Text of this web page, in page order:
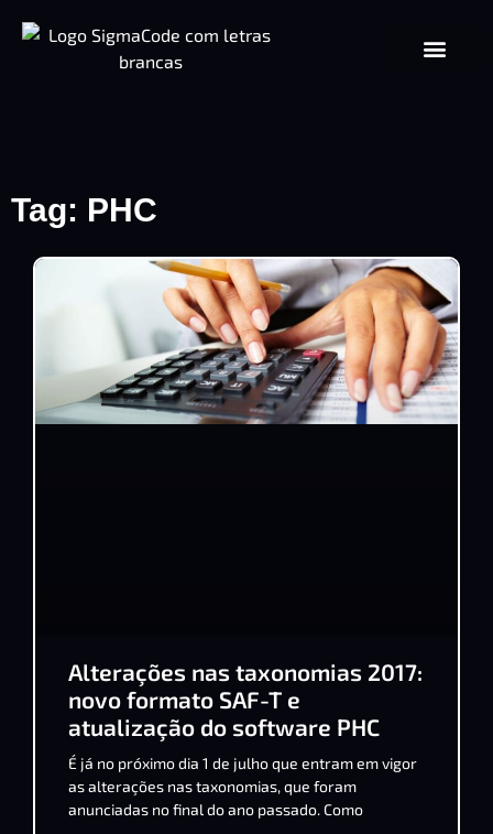
Tag: PHC
Alterações nas taxonomias 2017:
novo formato SAF-T e
atualização do software PHC
É já no próximo dia 1 de julho que entram em vigor
as alterações nas taxonomias, que foram
anunciadas no final do ano passado. Como